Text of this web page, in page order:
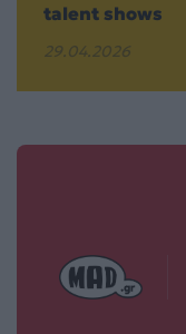
talent shows
29.04.2026